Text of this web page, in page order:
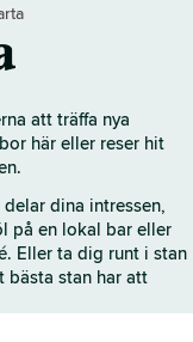
att träffa nya
här eller reser hit
dina intressen,
på en lokal bar eller
Eller ta dig runt i stan
bästa stan har att